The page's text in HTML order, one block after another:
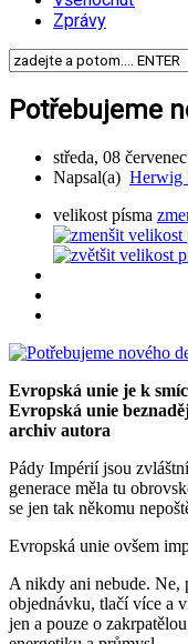
Zprávy
Potřebujeme
středa, 08
Napsal(a) Herwig
velikost písma
Evropská unie je k
Evropská unie
archiv autora
Pády Impérií jsou
generace měla tu
se jen tak někomu
Evropská unie ovšem
A nikdy ani nebude. Ne,
objednávku, tlačí více a
jen a pouze o